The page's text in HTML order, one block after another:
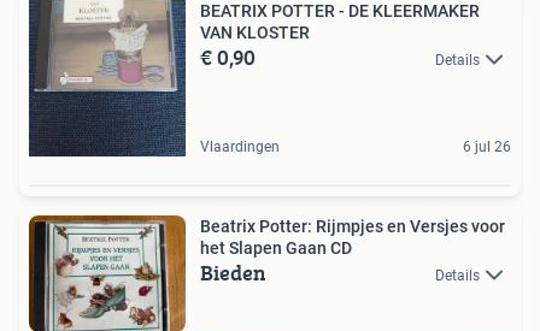
BEATRIX POTTER - DE KLEERMAKER
VAN KLOSTER
€ 0,90 Details
Vlaardingen 6 jul 26
Beatrix Potter: Rijmpjes en Versjes voor
het Slapen Gaan CD
Bieden Details